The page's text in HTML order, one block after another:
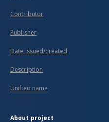
Contributor
Publisher
Date issued/created
Description
Unified name
About project